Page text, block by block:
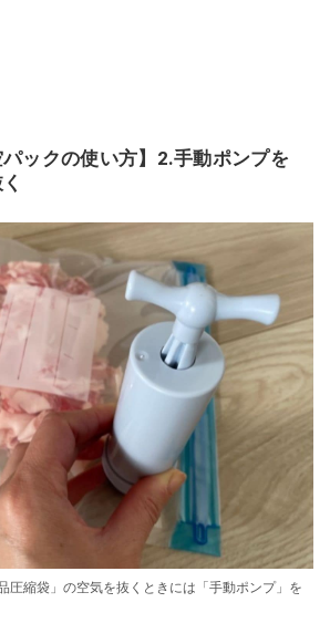
パックの使い方】2.手動ポンプを
圧縮袋」の空気を抜くときには「手動ポンプ」を